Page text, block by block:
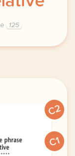
125
syntaxe
C2
C1